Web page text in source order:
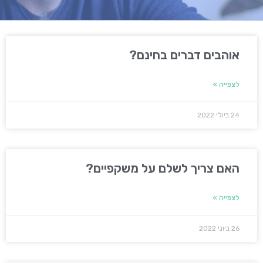
אוהבים דברים בחינם?
לצפייה »
24 ביולי 2022
האם צריך לשלם על משקפיים?
לצפייה »
26 ביוני 2022